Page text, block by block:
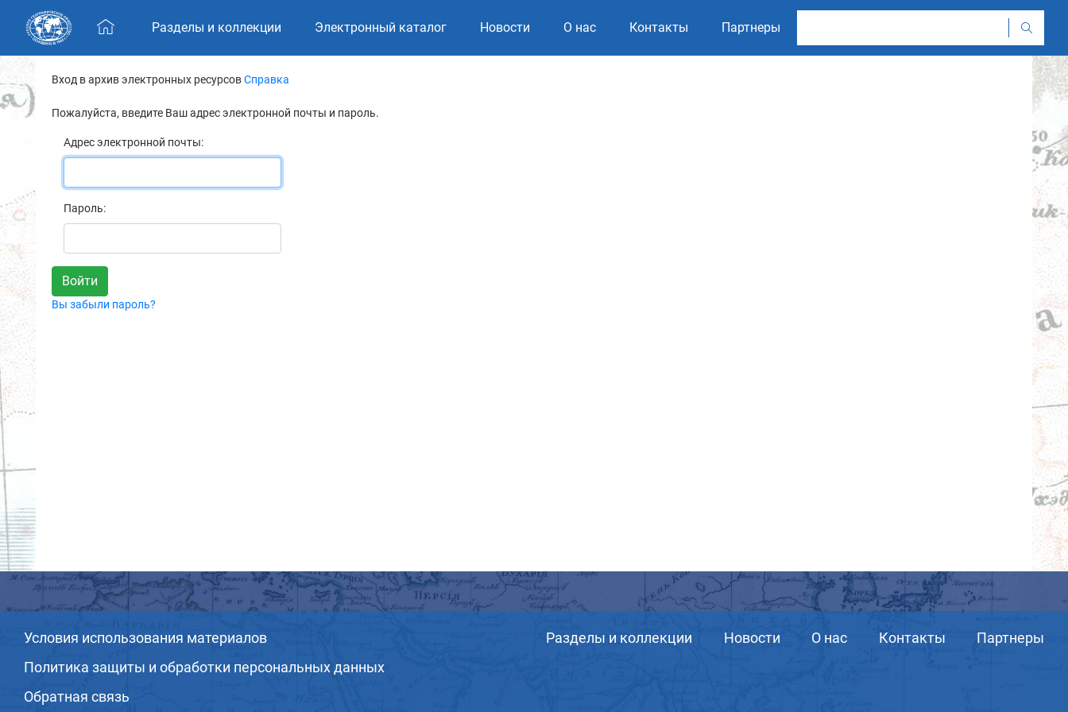
Skip navigation
Разделы и коллекции Электронный каталог Новости О нас Контакты Партнеры
Вход в архив электронных ресурсовСправка
Пожалуйста, введите Ваш адрес электронной почты и пароль.
Адрес электронной почты:
Пароль:
Вы забыли пароль?
Условия использования материалов
Политика защиты и обработки персональных данных
Обратная связь
Разделы и коллекции Новости О нас Контакты Партнеры